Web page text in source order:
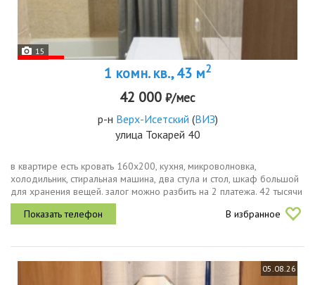
15
1 комн. кв., 43 м2
42 000 ₽/мес
р-н Верх-Исетский (ВИЗ)
улица Токарей 40
в квартире есть кровать 160х200, кухня, микроволновка,
холодильник, стиральная машина, два стула и стол, шкаф большой
для хранения вещей. залог можно разбить на 2 платежа. 42 тысячи
все куотличное месторасположение квартиры, 10 минут на
трамвае и...
В избранное
05.08.26